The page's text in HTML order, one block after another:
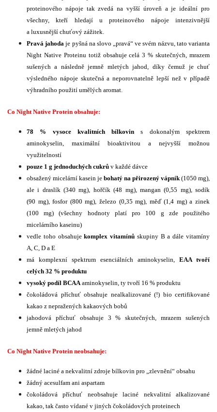
proteinového nápoje tak zvedá na vyšší úroveň a je ideální pro
všechny, kteří hledají u proteinového nápoje intenzivnější
a luxusnější chuťový zážitek.
Pravá jahoda je pyšná na slovo „pravá“ ve svém názvu, tato varianta
Night Native Proteinu totiž obsahuje celá 3 % skutečných, mrazem
sušených a následně jemně mletých jahod, díky čemuž je chuť
výsledného nápoje skutečná a neporovnatelně lepší než v případě
výhradního použití umělých aromat.
Co Night Native Protein obsahuje:
78 % vysoce kvalitních bílkovin s dokonalým spektrem
aminokyselin, maximální bioaktivitou a nejvyšší možnou
využitelností
pouze 1 g jednoduchých cukrů v každé dávce
obsažený micelární kasein je bohatý na přirozený vápník(1050 mg),
ale i draslík (340 mg), hořčík (48 mg), mangan (0,55 mg), sodík
(90 mg), fosfor (800 mg), železo (0,35 mg), měď (1,4 mg) a zinek
(100 mg) (všechny hodnoty platí pro 100 g zde použitého
micelárního kaseinu)
vedle toho obsahujekomplex vitamínů skupiny B a dále vitamíny
A, C, D a E
má komplexní spektrum esenciálních aminokyselin, EAA tvoří
celých 32 % produktu
vysoký podíl BCAAaminokyselin, ty tvoří 16 % produktu
čokoládová příchuť obsahuje nealkalizované (!) bio certifikované
kakao z nepražených kakaových bobů
jahodová příchuť obsahuje 3 % skutečných, mrazem sušených
jemně mletých jahod
Co Night Native Protein neobsahuje:
žádné laciné a nekvalitní zdroje bílkovin pro „zlevnění“ obsahu
žádný acesulfam ani aspartam
čokoládová příchuť neobsahuje laciné nekvalitní alkalizované
kakao, tak často vídané v jiných čokoládových proteinech